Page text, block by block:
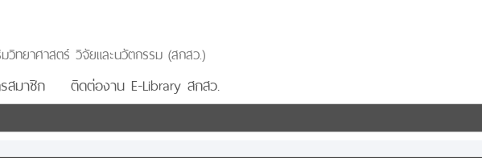
วิทยาศาสตร์ วิจัยและนวัตกรรม (สกสว.)
สมาชิก ติดต่องาน E-Library สกสว.